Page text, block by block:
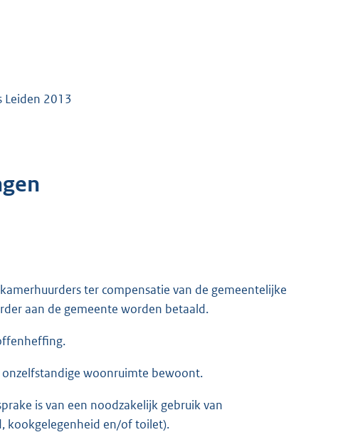
Leiden 2013
ter compensatie van de gemeentelijke
aan de gemeente worden betaald.
woonruimte bewoont.
is van een noodzakelijk gebruik van
kookgelegenheid en/of toilet).